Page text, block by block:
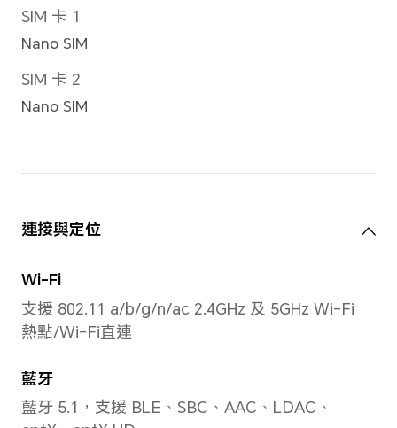
支援8160*6112像素
影片分辨率
最高支援1920*1080像素
*像素可能因不同影片拍攝模式而異。
後置閃光燈